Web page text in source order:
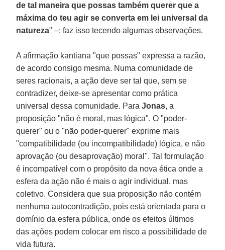
de tal maneira que possas também querer que a
máxima do teu agir se converta em lei universal da
natureza" –; faz isso tecendo algumas observações.
A afirmação kantiana "que possas" expressa a razão,
de acordo consigo mesma. Numa comunidade de
seres racionais, a ação deve ser tal que, sem se
contradizer, deixe-se apresentar como prática
universal dessa comunidade. ParaJonas, a
proposição "não é moral, mas lógica". O "poder-
querer" ou o "não poder-querer" exprime mais
"compatibilidade (ou incompatibilidade) lógica, e não
aprovação (ou desaprovação) moral". Tal formulação
é incompatível com o propósito da nova ética onde a
esfera da ação não é mais o agir individual, mas
coletivo. Considera que sua proposição não contém
nenhuma autocontradição, pois está orientada para o
domínio da esfera pública, onde os efeitos últimos
das ações podem colocar em risco a possibilidade de
vida futura.